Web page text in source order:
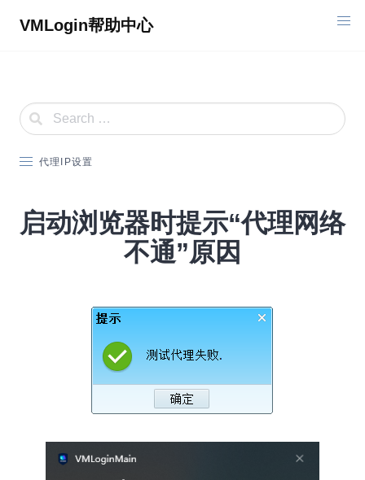
VMLogin帮助中心
代理IP设置
启动浏览器时提示“代理网络
不通”原因